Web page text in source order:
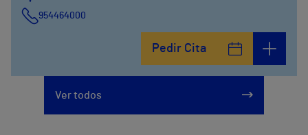
954464000
Pedir Cita
Ver todos